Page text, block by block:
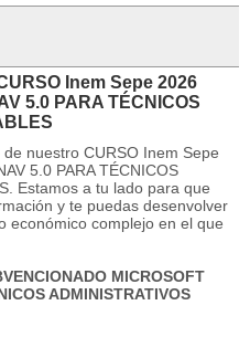
Inem Sepe 2026
5.0 PARA TÉCNICOS
nuestro CURSO Inem Sepe
5.0 PARA TÉCNICOS
Estamos a tu lado para que
y te puedas desenvolver
económico complejo en el que
MICROSOFT
ADMINISTRATIVOS